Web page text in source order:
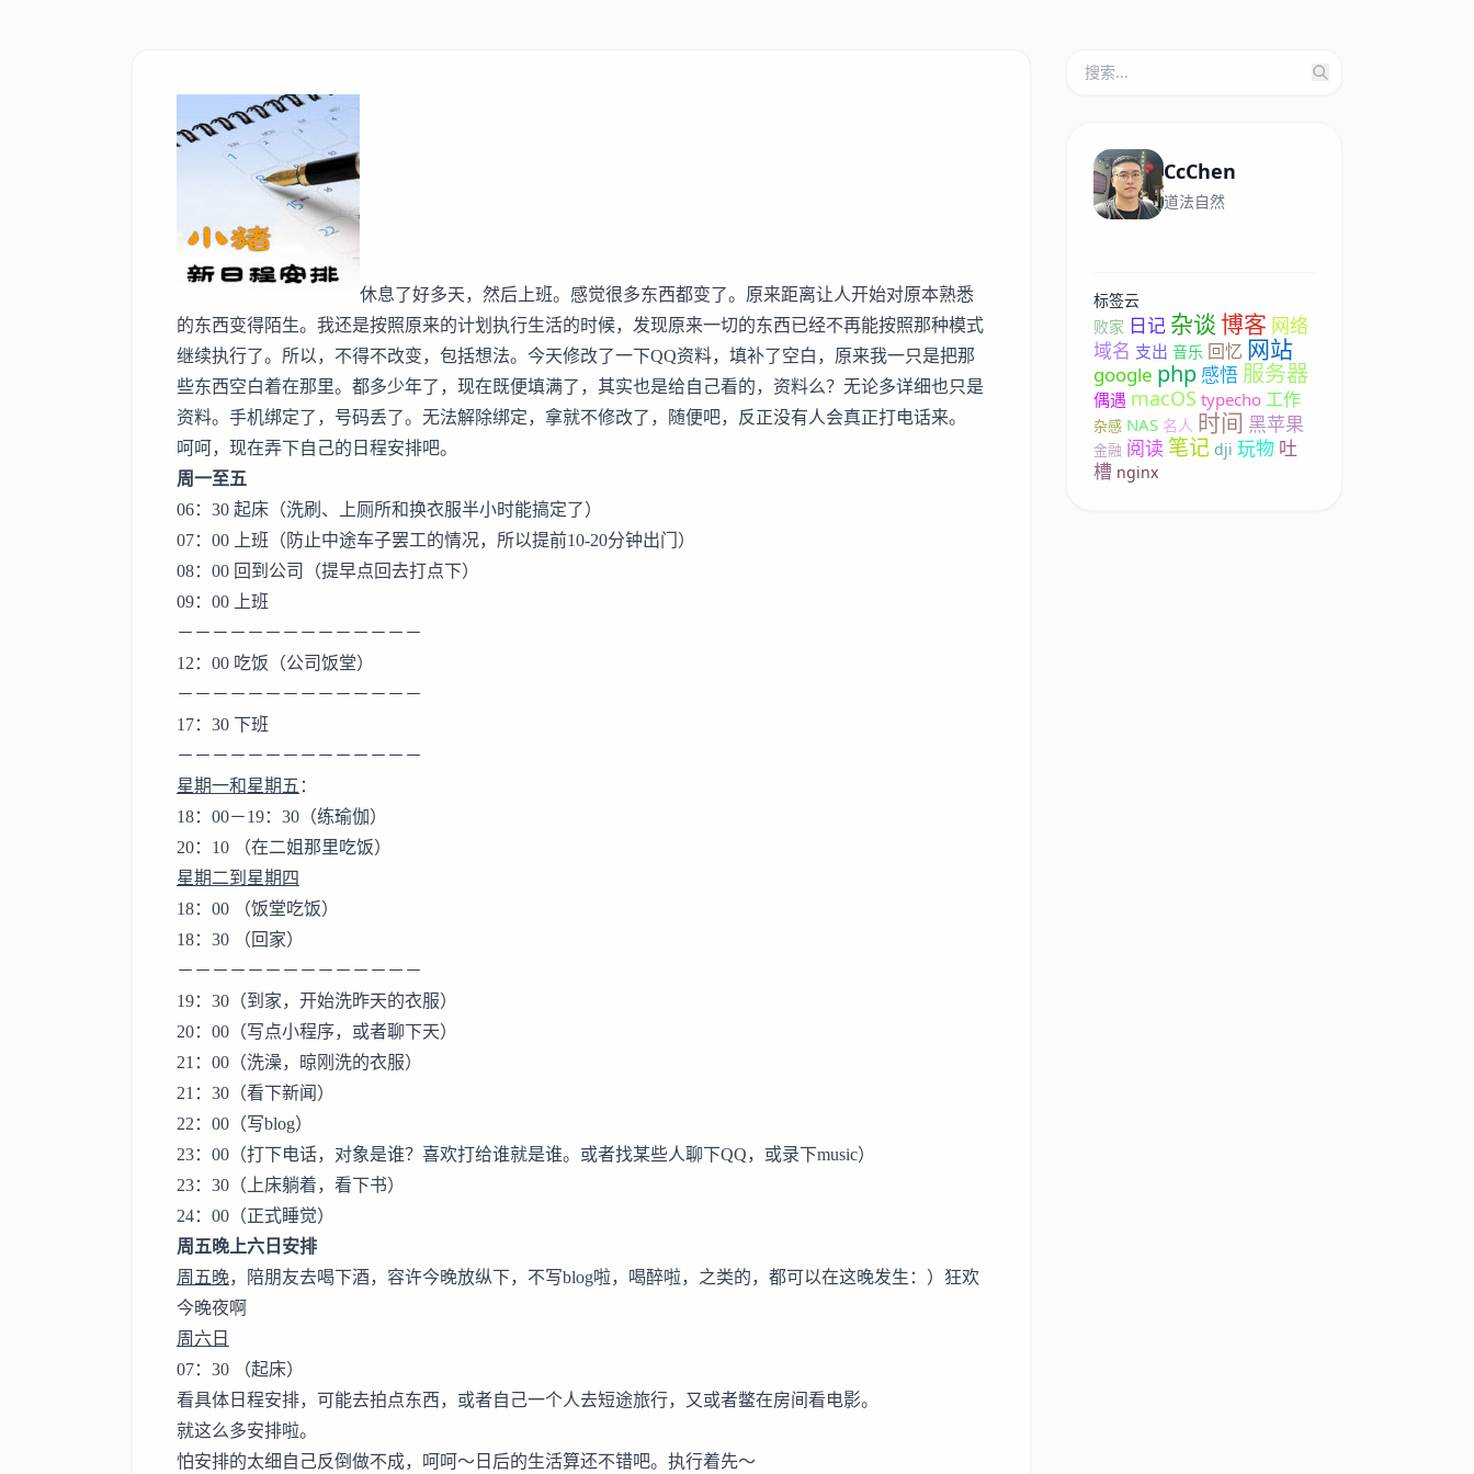
休息了好多天，然后上班。感觉很多东西都变了。原来距离让人开始对原本熟悉
的东西变得陌生。我还是按照原来的计划执行生活的时候，发现原来一切的东西已经不再能按照那种模式
继续执行了。所以，不得不改变，包括想法。今天修改了一下QQ资料，填补了空白，原来我一只是把那
些东西空白着在那里。都多少年了，现在既便填满了，其实也是给自己看的，资料么？无论多详细也只是
资料。手机绑定了，号码丢了。无法解除绑定，拿就不修改了，随便吧，反正没有人会真正打电话来。
呵呵，现在弄下自己的日程安排吧。
周一至五
06：30 起床（洗刷、上厕所和换衣服半小时能搞定了）
07：00 上班（防止中途车子罢工的情况，所以提前10-20分钟出门）
08：00 回到公司（提早点回去打点下）
09：00 上班
－－－－－－－－－－－－－－
12：00 吃饭（公司饭堂）
－－－－－－－－－－－－－－
17：30 下班
－－－－－－－－－－－－－－
星期一和星期五 ：
18：00－19：30（练瑜伽）
20：10 （在二姐那里吃饭）
星期二到星期四
18：00 （饭堂吃饭）
18：30 （回家）
－－－－－－－－－－－－－－
19：30（到家，开始洗昨天的衣服）
20：00（写点小程序，或者聊下天）
21：00（洗澡，晾刚洗的衣服）
21：30（看下新闻）
22：00（写blog）
23：00（打下电话，对象是谁？喜欢打给谁就是谁。或者找某些人聊下QQ，或录下music）
23：30（上床躺着，看下书）
24：00（正式睡觉）
周五晚上六日安排
周五晚，陪朋友去喝下酒，容许今晚放纵下，不写blog啦，喝醉啦，之类的，都可以在这晚发生：）狂欢
今晚夜啊
周六日
07：30 （起床）
看具体日程安排，可能去拍点东西，或者自己一个人去短途旅行，又或者鳖在房间看电影。
就这么多安排啦。
怕安排的太细自己反倒做不成，呵呵～日后的生活算还不错吧。执行着先～
CcChen
道法自然
标签云
败家 日记 杂谈博客 网络
域名 支出 音乐 回忆 网站
google php 感悟 服务器
偶遇 macOS typecho 工作
杂感 NAS 名人 时间 黑苹果
金融 阅读 笔记 dji 玩物 吐
槽 nginx